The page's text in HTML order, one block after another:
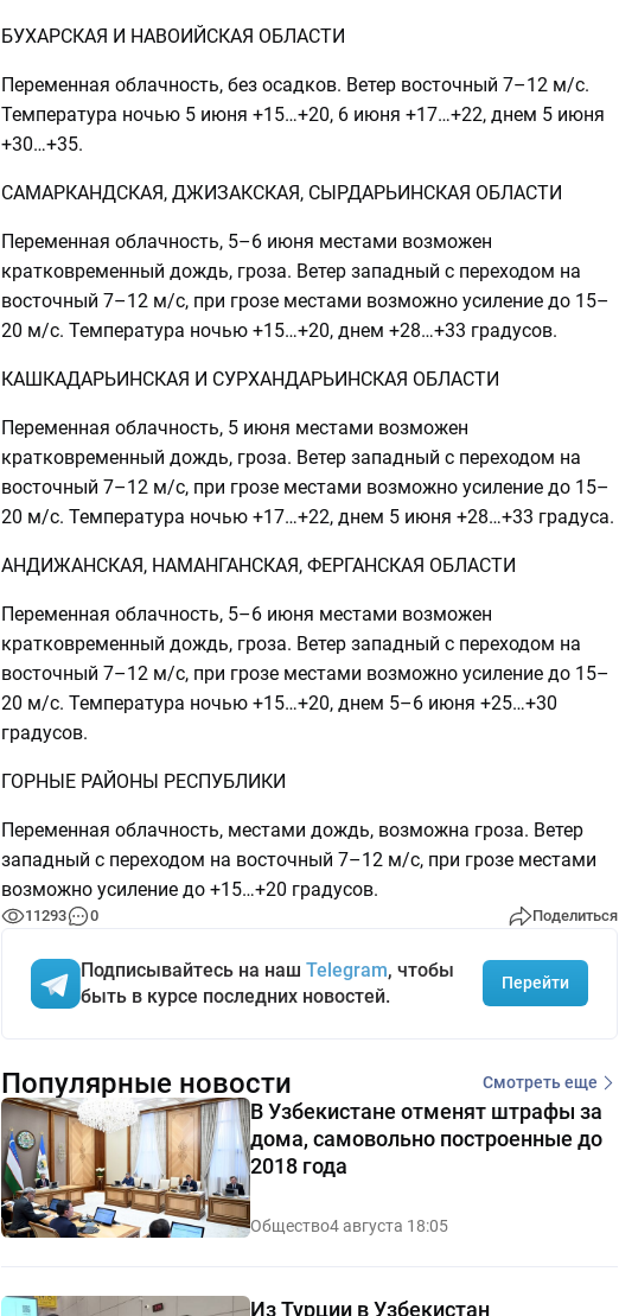
БУХАРСКАЯ И НАВОИЙСКАЯ ОБЛАСТИ
Переменная облачность, без осадков. Ветер восточный 7–12 м/с.
Температура ночью 5 июня +15…+20, 6 июня +17…+22, днем 5 июня
+30…+35.
САМАРКАНДСКАЯ, ДЖИЗАКСКАЯ, СЫРДАРЬИНСКАЯ ОБЛАСТИ
Переменная облачность, 5–6 июня местами возможен
кратковременный дождь, гроза. Ветер западный с переходом на
восточный 7–12 м/с, при грозе местами возможно усиление до 15–
20 м/с. Температура ночью +15…+20, днем +28…+33 градусов.
КАШКАДАРЬИНСКАЯ И СУРХАНДАРЬИНСКАЯ ОБЛАСТИ
Переменная облачность, 5 июня местами возможен
кратковременный дождь, гроза. Ветер западный с переходом на
восточный 7–12 м/с, при грозе местами возможно усиление до 15–
20 м/с. Температура ночью +17…+22, днем 5 июня +28…+33 градуса.
АНДИЖАНСКАЯ, НАМАНГАНСКАЯ, ФЕРГАНСКАЯ ОБЛАСТИ
Переменная облачность, 5–6 июня местами возможен
кратковременный дождь, гроза. Ветер западный с переходом на
восточный 7–12 м/с, при грозе местами возможно усиление до 15–
20 м/с. Температура ночью +15…+20, днем 5–6 июня +25…+30
градусов.
ГОРНЫЕ РАЙОНЫ РЕСПУБЛИКИ
Переменная облачность, местами дождь, возможна гроза. Ветер
западный с переходом на восточный 7–12 м/с, при грозе местами
возможно усиление до +15…+20 градусов.
11293 0 Поделиться
Подписывайтесь на наш Telegram, чтобы
быть в курсе последних новостей.
Перейти
Популярные новости Смотреть еще
В Узбекистане отменят штрафы за
дома, самовольно построенные до
2018 года
Общество4 августа 18:05
Из Турции в Узбекистан